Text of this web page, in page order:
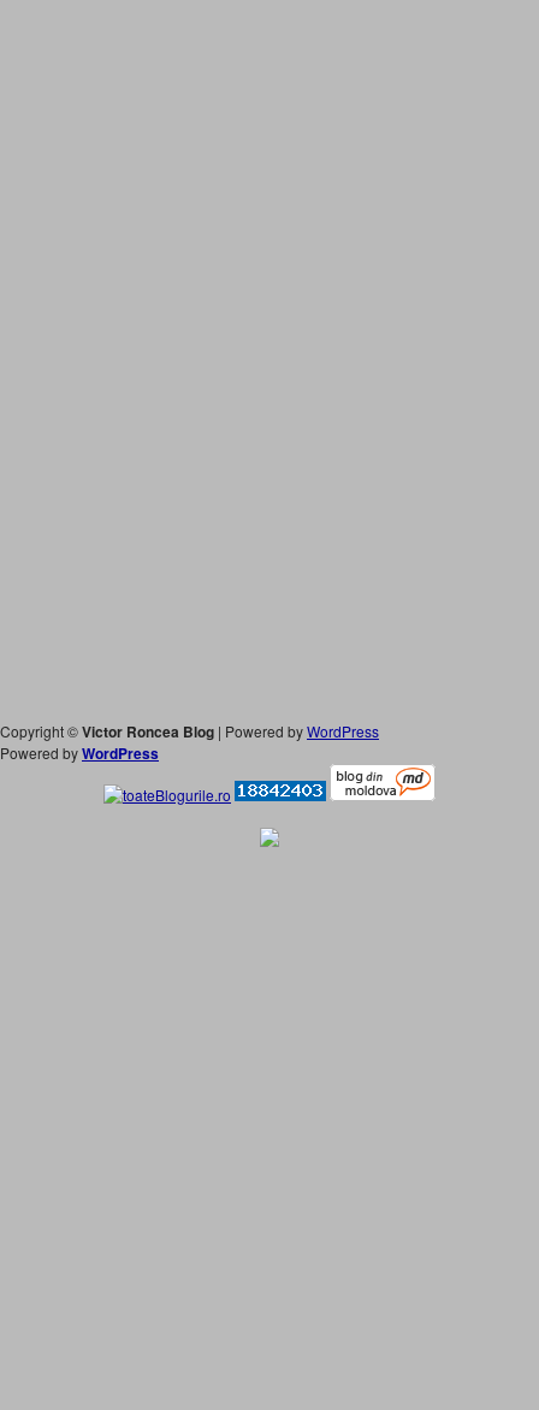
Copyright ©Victor Roncea Blog | Powered byWordPress
Powered byWordPress